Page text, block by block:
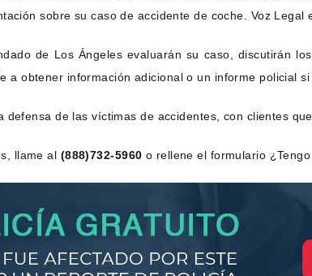
sobre su caso de accidente de coche. Voz Legal
de Los Ángeles evaluarán su caso, discutirán
obtener información adicional o un informe policial si
de las víctimas de accidentes, con clientes
llame al (888)732-5960 o rellene el formulario ¿Tengo